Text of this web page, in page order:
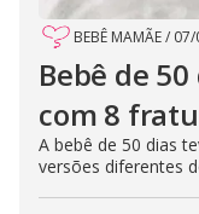
BEBÊ MAMÃE/
Bebê de
com 8
A bebê de 50 dias
versões diferentes